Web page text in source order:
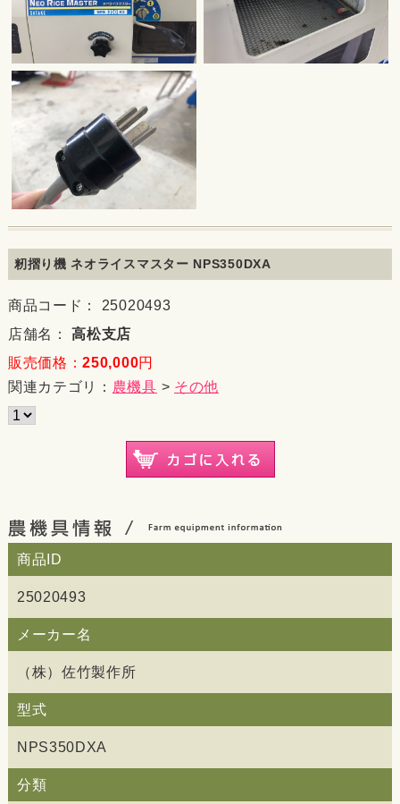
籾摺り機 ネオライスマスター NPS350DXA
商品コード： 25020493
店舗名：高松支店
販売価格：250,000円
関連カテゴリ： 農機具 > その他
商品ID
25020493
メーカー名
（株）佐竹製作所
型式
NPS350DXA
分類